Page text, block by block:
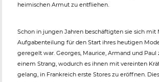
heimischen Armut zu entfliehen.
Schon in jungen Jahren beschäftigten sie sich mit
Aufgabenteilung für den Start ihres heutigen
geregelt war. Georges, Maurice, Armand und Paul
einem Strang, wodurch es ihnen mit vereinten
gelang, in Frankreich erste Stores zu eröffnen.